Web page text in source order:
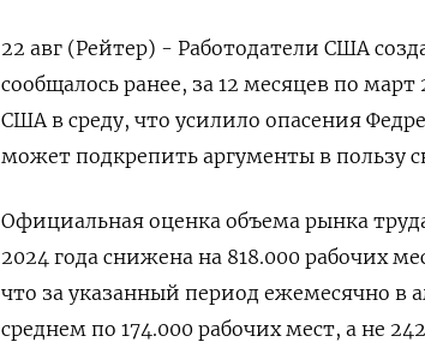
22 авг (Рейтер) - Работодатели США
сообщалось ранее, за 12 месяцев по
США в среду, что усилило опасения
может подкрепить аргументы в пользу
Официальная оценка объема рынка
2024 года снижена на 818.000 рабочих
что за указанный период ежемесячно в
среднем по 174.000 рабочих мест, а не